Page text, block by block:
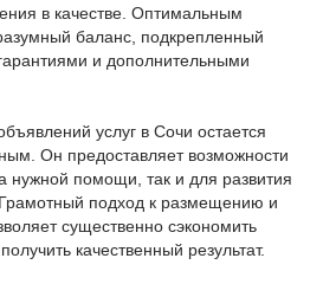
в качестве. Оптимальным
баланс, подкрепленный
и дополнительными
услуг в Сочи остается
Он предоставляет возможности
нужной помощи, так и для развития
подход к размещению и
существенно сэкономить
качественный результат.